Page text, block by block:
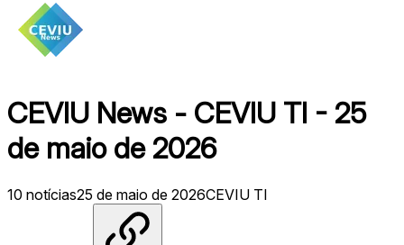
CEVIU News - CEVIU TI - 25
de maio de 2026
10 notícias25 de maio de 2026CEVIU TI